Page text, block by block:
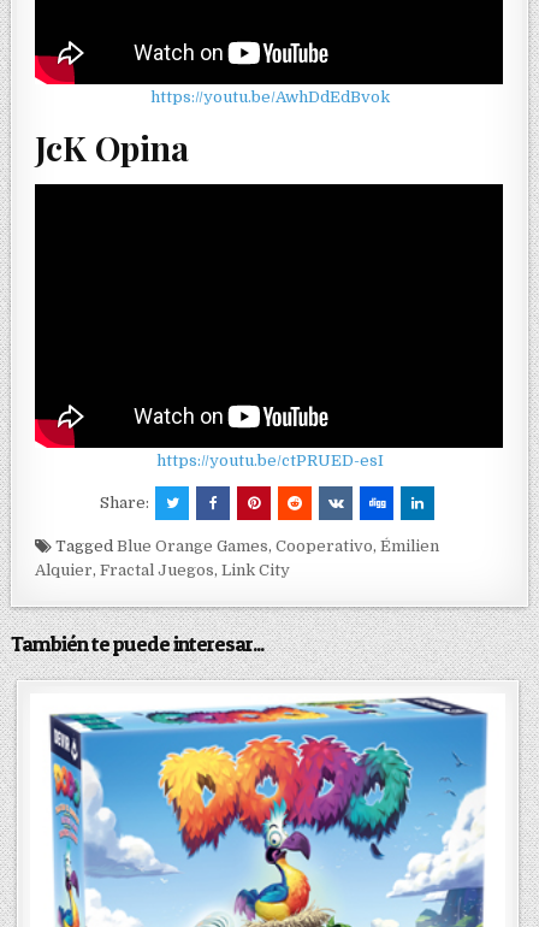
https://youtu.be/AwhDdEdBvok
JcK Opina
https://youtu.be/ctPRUED-esI
Share:
TaggedBlue Orange Games,Cooperativo,Émilien
Alquier,Fractal Juegos,Link City
También te puede interesar...